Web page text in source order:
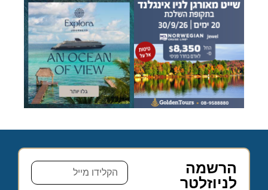
הרשמה
לניוזלטר